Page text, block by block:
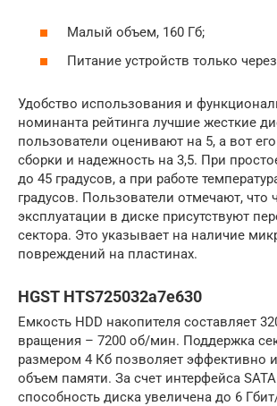
Малый объем, 160 Гб;
Питание устройств только
Удобство использования и
номинанта рейтинга лучшие жесткие
пользователи оценивают на 5, а вот
сборки и надежность на 3,5. При
до 45 градусов, а при работе
градусов. Пользователи отмечают, что
эксплуатации в диске присутствуют
сектора. Это указывает на наличие
повреждений на пластинах.
HGST HTS725032a7e630
Емкость HDD накопителя составляет
вращения – 7200 об/мин. Поддержка
размером 4 Кб позволяет эффективно
объем памяти. За счет интерфейса
способность диска увеличена до 6